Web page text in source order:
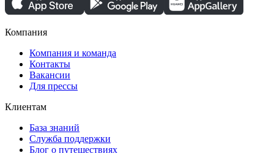
Компания
Компания и команда
Контакты
Вакансии
Для прессы
Клиентам
База знаний
Служба поддержки
Блог о путешествиях